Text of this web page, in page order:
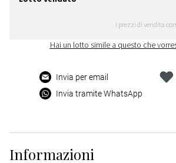
I prezzi di vendita
Hai un lotto simile a questo che
Invia per email
Invia tramite WhatsApp
Informazioni